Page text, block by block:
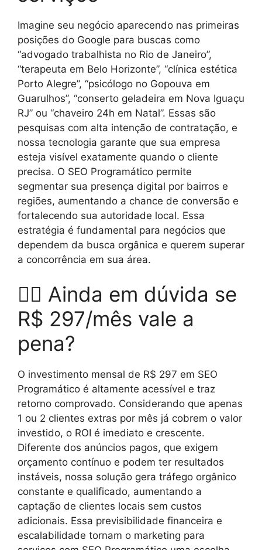
Imagine seu negócio aparecendo nas primeiras
posições do Google para buscas como
“advogado trabalhista no Rio de Janeiro”,
“terapeuta em Belo Horizonte”, “clínica estética
Porto Alegre”, “psicólogo no Gopouva em
Guarulhos”, “conserto geladeira em Nova Iguaçu
RJ” ou “chaveiro 24h em Natal”. Essas são
pesquisas com alta intenção de contratação, e
nossa tecnologia garante que sua empresa
esteja visível exatamente quando o cliente
precisa. O SEO Programático permite
segmentar sua presença digital por bairros e
regiões, aumentando a chance de conversão e
fortalecendo sua autoridade local. Essa
estratégia é fundamental para negócios que
dependem da busca orgânica e querem superar
a concorrência em sua área.
🤷‍♂️ Ainda em dúvida se
R$ 297/mês vale a
pena?
O investimento mensal de R$ 297 em SEO
Programático é altamente acessível e traz
retorno comprovado. Considerando que apenas
1 ou 2 clientes extras por mês já cobrem o valor
investido, o ROI é imediato e crescente.
Diferente dos anúncios pagos, que exigem
orçamento contínuo e podem ter resultados
instáveis, nossa solução gera tráfego orgânico
constante e qualificado, aumentando a
captação de clientes locais sem custos
adicionais. Essa previsibilidade financeira e
escalabilidade tornam o marketing para